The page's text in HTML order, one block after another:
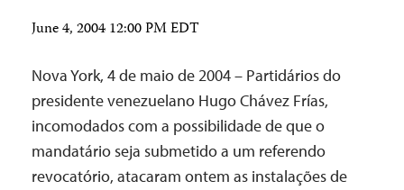
June 4, 2004 12:00 PM EDT
Nova York, 4 de maio de 2004 – Partidários do
presidente venezuelano Hugo Chávez Frías,
incomodados com a possibilidade de que o
mandatário seja submetido a um referendo
revocatório, atacaram ontem as instalações de